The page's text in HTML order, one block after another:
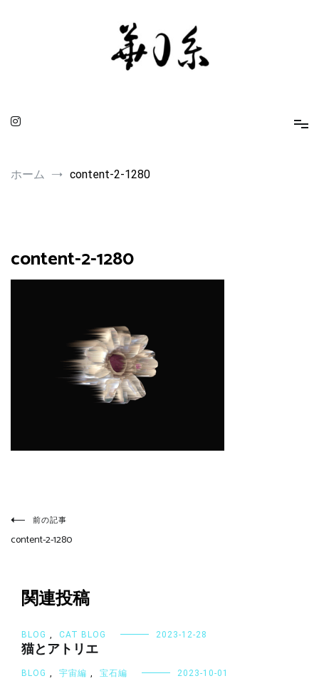
ホーム content-2-1280
content-2-1280
投
稿
ナ
ゲ
ー
シ
ョ
ン
前の記事
content-2-1280
関連投稿
BLOG CAT BLOG 2023-12-28
猫とアトリエ
BLOG 宇宙編 宝石編 2023-10-01